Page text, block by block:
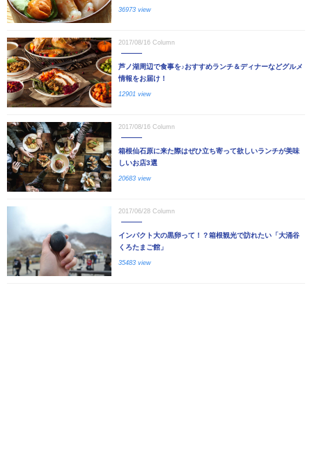
36973 view
2017/08/16 Column
芦ノ湖周辺で食事を♪おすすめランチ＆ディナーなどグルメ
情報をお届け！
12901 view
2017/08/16 Column
箱根仙石原に来た際はぜひ立ち寄って欲しいランチが美味
しいお店3選
20683 view
2017/06/28 Column
インパクト大の黒卵って！？箱根観光で訪れたい「大涌谷
くろたまご館」
35483 view